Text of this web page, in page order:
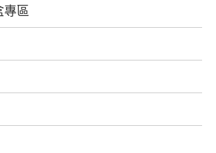
專區